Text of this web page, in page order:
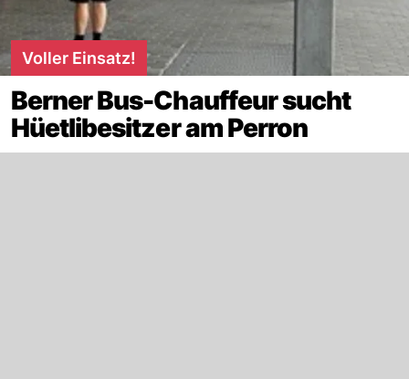
Voller Einsatz!
Berner Bus-Chauffeur sucht
Hüetlibesitzer am Perron